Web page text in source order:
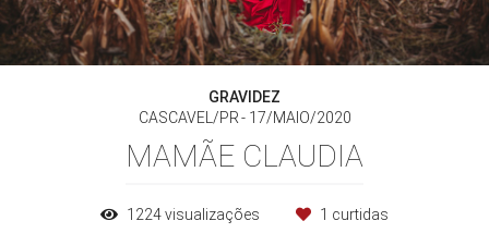
GRAVIDEZ
CASCAVEL/PR
17/MAIO/2020
MAMÃE CLAUDIA
1224visualizações 1 curtidas